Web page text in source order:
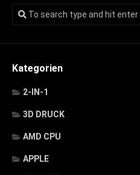
Kategorien
2-IN-1
3D DRUCK
AMD CPU
APPLE